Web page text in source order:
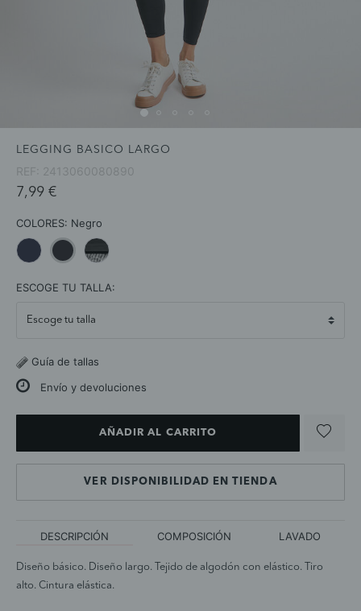
LEGGING BASICO LARGO
REF: 2413060080890
7,99 €
COLORES: Negro
ESCOGE TU TALLA:
Guía de tallas
Envío y devoluciones
AÑADIR AL CARRITO
VER DISPONIBILIDAD EN TIENDA
DESCRIPCIÓN COMPOSICIÓN LAVADO
Diseño básico. Diseño largo. Tejido de algodón con elástico. Tiro
alto. Cintura elástica.